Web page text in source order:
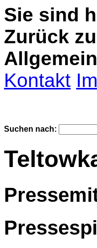
Sie sind
Zurück
Kontakt
Suchen nach: